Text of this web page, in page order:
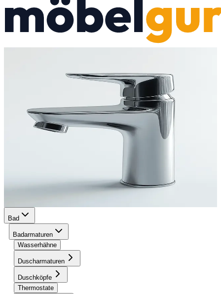
Bad
Badarmaturen
Wasserhähne
Duscharmaturen
Duschköpfe
Thermostate